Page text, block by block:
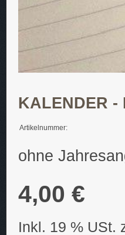
KALENDER -
Artikelnummer:
ohne
4,00 €
Inkl. 19 % USt.